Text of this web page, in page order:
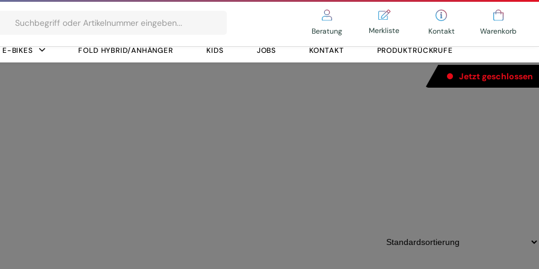
Beratung Merkliste Kontakt
Warenkorb
E-BIKES FOLD HYBRID/ANHÄNGER KIDS JOBS KONTAKT PRODUKTRÜCKRUFE
Jetzt geschlossen